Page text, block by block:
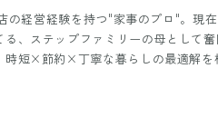
の経営経験を持つ"家事のプロ"。現
、ステップファミリーの母として奮
時短×節約×丁寧な暮らしの最適解を